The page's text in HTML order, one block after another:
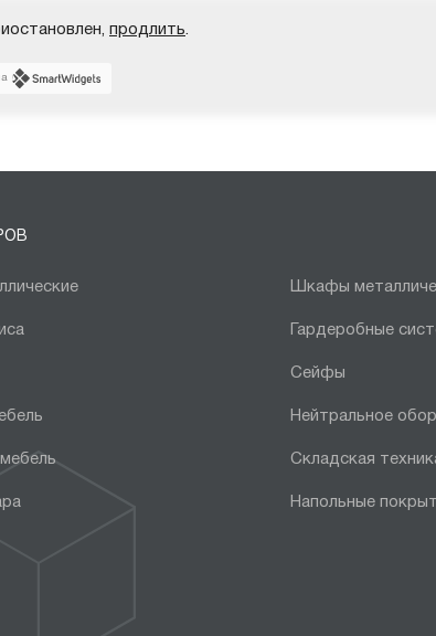
продлить
Шкафы
Гардеробные
Сейфы
Нейтральное
Складская
Напольные